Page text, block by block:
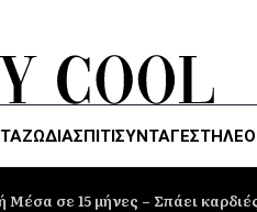
ΖΏΔΙΑΣΠΙΤΙΣΥΝΤΑΓΕΣ
σε 15 μήνες – Σπάει